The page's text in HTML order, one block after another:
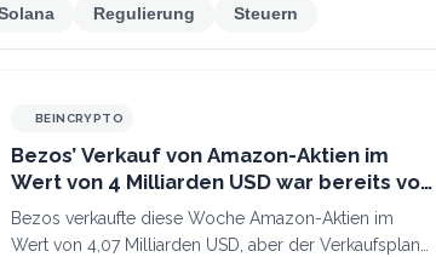
Regulierung Steuern
BEINCRYPTO
Bezos’ Verkauf von Amazon-Aktien im
Wert von 4 Milliarden USD war bereits vor
dem starken Quartalsergebnis geplant
Bezos verkaufte diese Woche Amazon-Aktien im
Wert von 4,07 Milliarden USD, aber der Verkaufsplan